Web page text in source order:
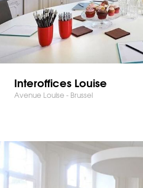
Interoffices Louise
Avenue Louise - Brussel